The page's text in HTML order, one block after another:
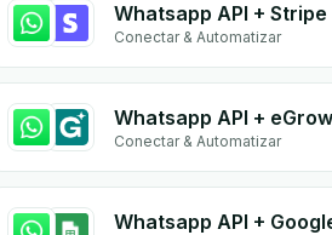
Whatsapp API + Stripe
Conectar & Automatizar
Whatsapp API + eGrow
Conectar & Automatizar
Whatsapp API +